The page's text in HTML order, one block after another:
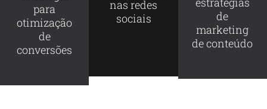
para
otimização
de
conversões
nas redes
sociais
de
marketing
de conteúdo